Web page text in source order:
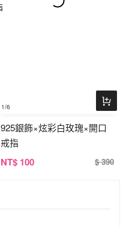
1/6
925銀飾×炫彩白玫瑰×開口
戒指
NT$ 100 $ 390